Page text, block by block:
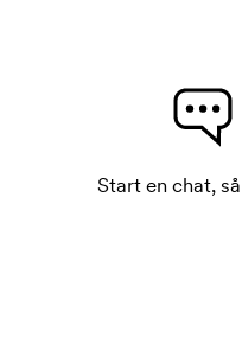
Start en chat,